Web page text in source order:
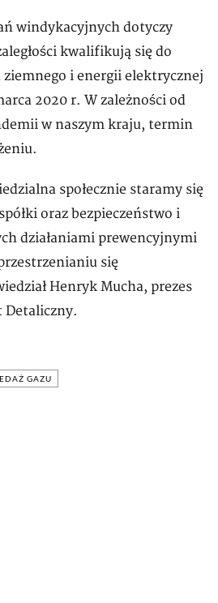
windykacyjnych dotyczy
kwalifikują się do
ziemnego i energii elektrycznej
2020 r. W zależności od
w naszym kraju, termin
społecznie staramy się
oraz bezpieczeństwo i
działaniami prewencyjnymi
się
Henryk Mucha, prezes
Detaliczny.
GAZU